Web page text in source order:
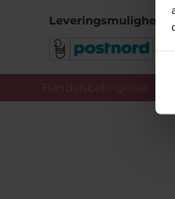
Leveringsmuligheder
Handelsbetingelser